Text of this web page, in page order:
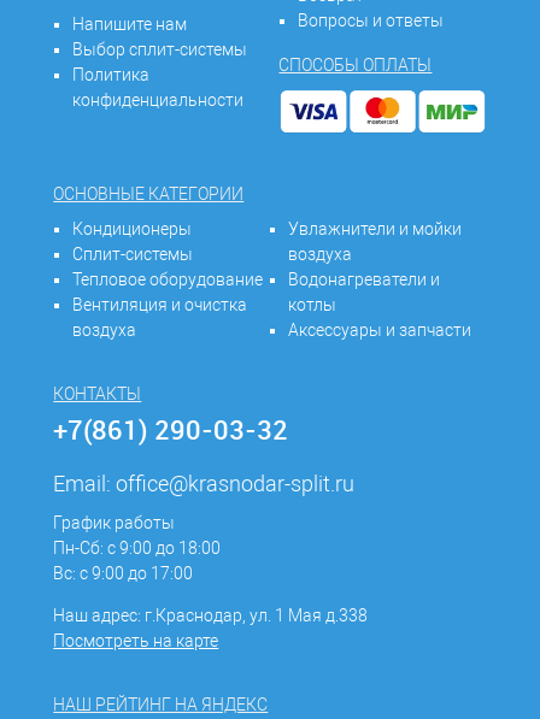
Напишите нам
Выбор сплит-системы
Политика
конфиденциальности
Вопросы и ответы
СПОСОБЫ ОПЛАТЫ
ОСНОВНЫЕ КАТЕГОРИИ
Кондиционеры
Сплит-системы
Тепловое оборудование
Вентиляция и очистка
воздуха
Увлажнители и мойки
воздуха
Водонагреватели и
котлы
Аксессуары и запчасти
КОНТАКТЫ
+7(861) 290-03-32
Email:office@krasnodar-split.ru
График работы
Пн-Сб: с 9:00 до 18:00
Вс: с 9:00 до 17:00
Наш адрес: г.Краснодар, ул. 1 Мая д.338
Посмотреть на карте
НАШ РЕЙТИНГ НА ЯНДЕКС